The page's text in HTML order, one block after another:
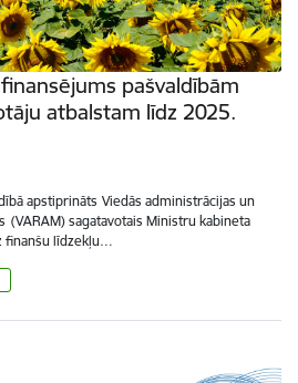
pašvaldībām
atbalstam līdz 2025.
apstiprināts Viedās administrācijas un
sagatavotais Ministru kabineta
finanšu līdzekļu…